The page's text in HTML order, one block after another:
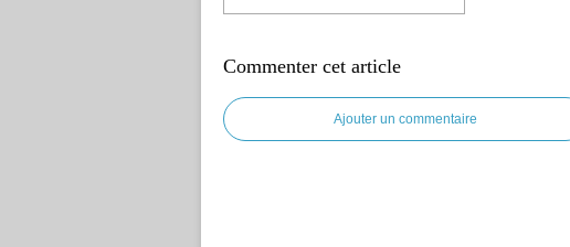
Commenter cet article
Ajouter un commentaire